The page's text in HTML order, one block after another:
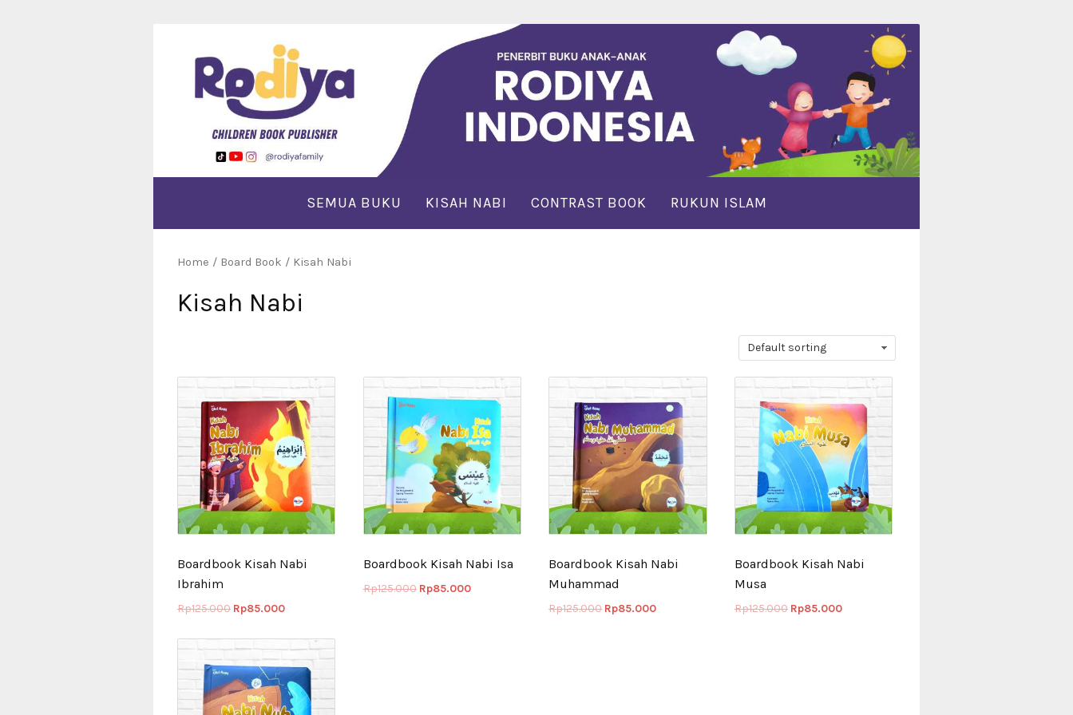
SEMUA BUKU KISAH NABI CONTRAST BOOK RUKUN ISLAM
Home / Board Book / Kisah Nabi
Kisah Nabi
Boardbook Kisah Nabi
Ibrahim
Rp125.000 Rp85.000
Boardbook Kisah Nabi Isa
Rp125.000 Rp85.000
Boardbook Kisah Nabi
Muhammad
Rp125.000 Rp85.000
Boardbook Kisah Nabi
Musa
Rp125.000 Rp85.000